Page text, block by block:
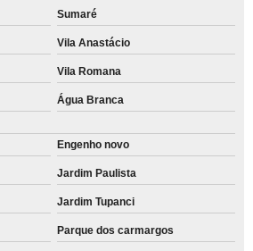
Sumaré
Vila Anastácio
Vila Romana
Água Branca
Engenho novo
Jardim Paulista
Jardim Tupanci
Parque dos carmargos